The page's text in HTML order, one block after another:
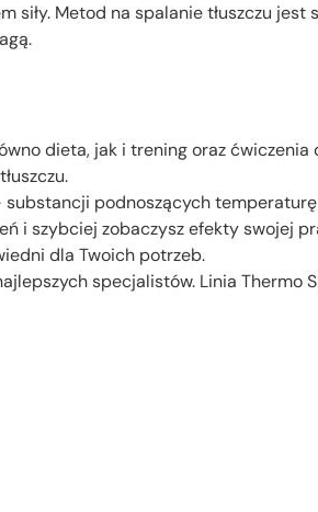
siły. Metod na spalanie tłuszczu jest
dieta, jak i trening oraz ćwiczenia
podnoszących temperaturę
i szybciej zobaczysz efekty swojej
dla Twoich potrzeb.
specjalistów. Linia Thermo